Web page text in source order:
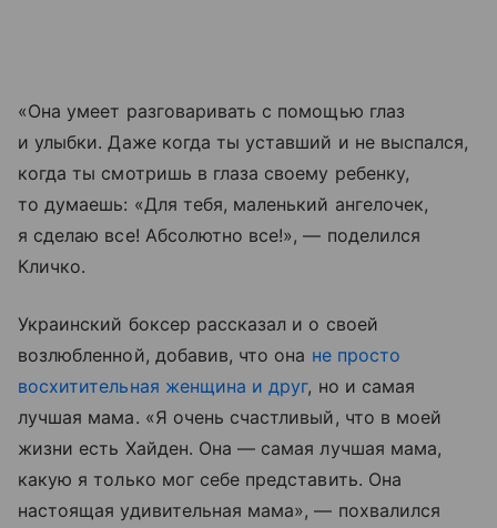
«Она умеет разговаривать с помощью глаз
и улыбки. Даже когда ты уставший и не выспался,
когда ты смотришь в глаза своему ребенку,
то думаешь: «Для тебя, маленький ангелочек,
я сделаю все! Абсолютно все!», — поделился
Кличко.
Украинский боксер рассказал и о своей
возлюбленной, добавив, что она не просто
восхитительная женщина и друг, но и самая
лучшая мама. «Я очень счастливый, что в моей
жизни есть Хайден. Она — самая лучшая мама,
какую я только мог себе представить. Она
настоящая удивительная мама», — похвалился